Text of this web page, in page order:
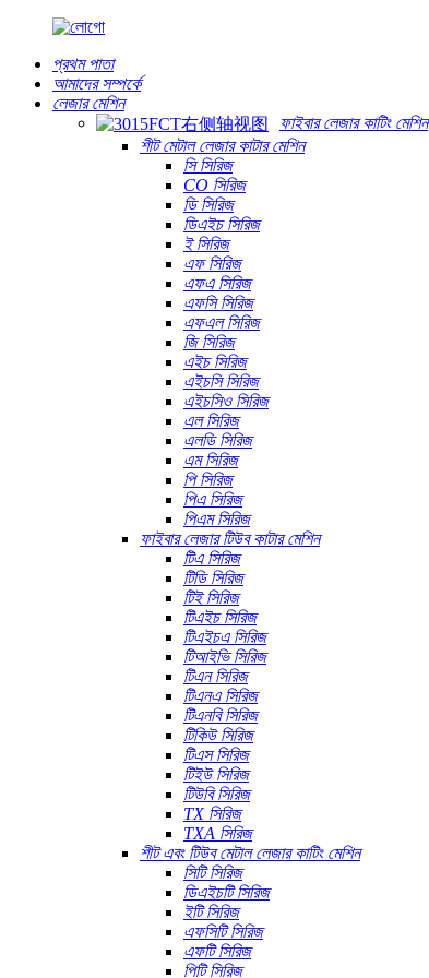
প্রথম পাতা
আমাদের সম্পর্কে
লেজার মেশিন
ফাইবার লেজার কাটিং মেশিন
শীট মেটাল লেজার কাটার মেশিন
সি সিরিজ
CO সিরিজ
ডি সিরিজ
ডিএইচ সিরিজ
ই সিরিজ
এফ সিরিজ
এফএ সিরিজ
এফসি সিরিজ
এফএল সিরিজ
জি সিরিজ
এইচ সিরিজ
এইচসি সিরিজ
এইচসিও সিরিজ
এল সিরিজ
এলডি সিরিজ
এম সিরিজ
পি সিরিজ
পিএ সিরিজ
পিএম সিরিজ
ফাইবার লেজার টিউব কাটার মেশিন
টিএ সিরিজ
টিডি সিরিজ
টিই সিরিজ
টিএইচ সিরিজ
টিএইচএ সিরিজ
টিআইভি সিরিজ
টিএন সিরিজ
টিএনএ সিরিজ
টিএনবি সিরিজ
টিকিউ সিরিজ
টিএস সিরিজ
টিইউ সিরিজ
টিউবি সিরিজ
TX সিরিজ
TXA সিরিজ
শীট এবং টিউব মেটাল লেজার কাটিং মেশিন
সিটি সিরিজ
ডিএইচটি সিরিজ
ইটি সিরিজ
এফসিটি সিরিজ
এফটি সিরিজ
পিটি সিরিজ